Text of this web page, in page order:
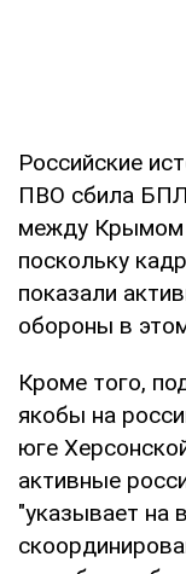
Российские
ПВО сбила
между Крымом
поскольку
показали
обороны в
Кроме того,
якобы на
юге
активные
"указывает на